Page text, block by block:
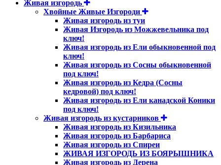
Живая изгородь
Хвойные Живые Изгороди
Живая изгородь из туи
Живая Изгородь из Можжевельника под
ключ!
Живая изгородь из Ели обыкновенной под
ключ!
Живая изгородь из Сосны обыкновенной
под ключ!
Живая изгородь из Кедра (Сосны
кедровой) под ключ!
Живая изгородь из Ели канадской Коники
под ключ!
Живая изгородь из кустарников
Живая изгородь из Кизильника
Живая изгородь из Барбариса
Живая изгородь из Спиреи
ЖИВАЯ ИЗГОРОДЬ ИЗ БОЯРЫШНИКА
Живая изгородь из Дерена